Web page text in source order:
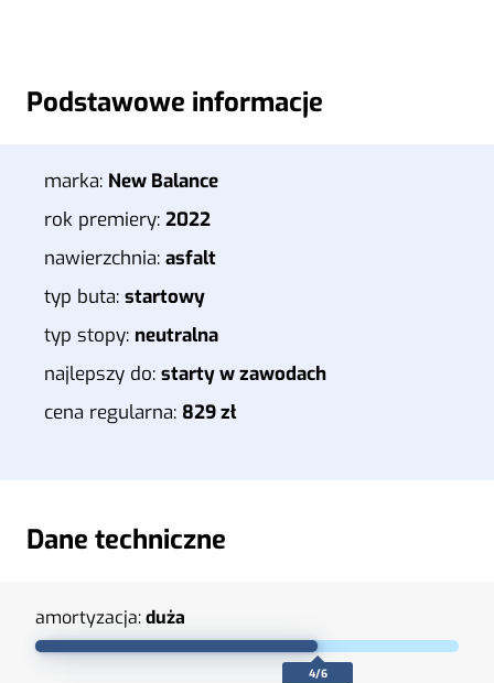
Podstawowe informacje
marka: New Balance
rok premiery: 2022
nawierzchnia: asfalt
typ buta: startowy
typ stopy: neutralna
najlepszy do: starty w zawodach
cena regularna: 829 zł
Dane techniczne
amortyzacja:duża
4/6